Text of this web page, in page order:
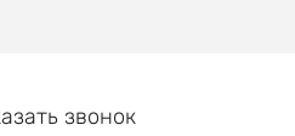
звонок